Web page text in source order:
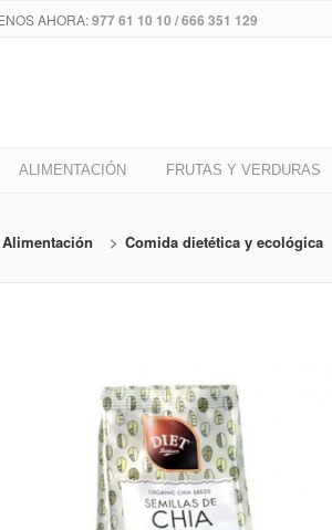
AHORA:977 61 10 10 / 666 351 129
ALIMENTACIÓN FRUTAS Y VERDURAS
Alimentación > Comida dietética y ecológica